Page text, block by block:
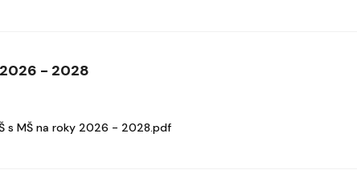
2026 - 2028
s MŠ na roky 2026 - 2028.pdf